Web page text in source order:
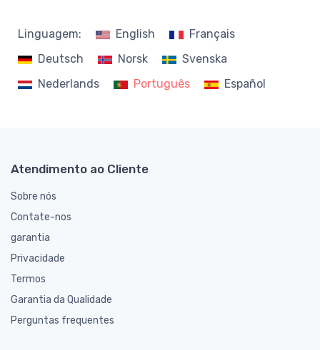
Linguagem: English
Français
Deutsch
Norsk
Svenska
Nederlands
Português Español
Atendimento ao Cliente
Sobre nós
Contate-nos
garantia
Privacidade
Termos
Garantia da Qualidade
Perguntas frequentes